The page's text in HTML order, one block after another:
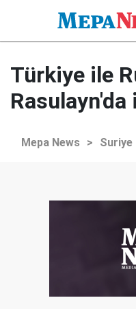
Türkiye ile
Mepa News > Suriye